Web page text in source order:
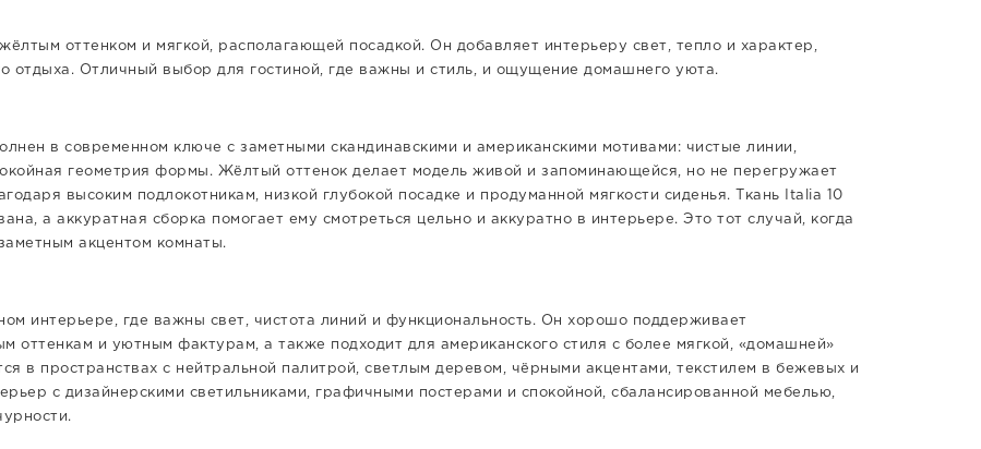
оттенком и мягкой, располагающей посадкой. Он добавляет интерьеру свет, тепло и характер,
отдыха. Отличный выбор для гостиной, где важны и стиль, и ощущение домашнего уюта.
в современном ключе с заметными скандинавскими и американскими мотивами: чистые линии,
геометрия формы. Жёлтый оттенок делает модель живой и запоминающейся, но не перегружает
высоким подлокотникам, низкой глубокой посадке и продуманной мягкости сиденья. Ткань Italia 10
а аккуратная сборка помогает ему смотреться цельно и аккуратно в интерьере. Это тот случай, когда
акцентом комнаты.
интерьере, где важны свет, чистота линий и функциональность. Он хорошо поддерживает
оттенкам и уютным фактурам, а также подходит для американского стиля с более мягкой, «домашней»
в пространствах с нейтральной палитрой, светлым деревом, чёрными акцентами, текстилем в бежевых и
с дизайнерскими светильниками, графичными постерами и спокойной, сбалансированной мебелью,